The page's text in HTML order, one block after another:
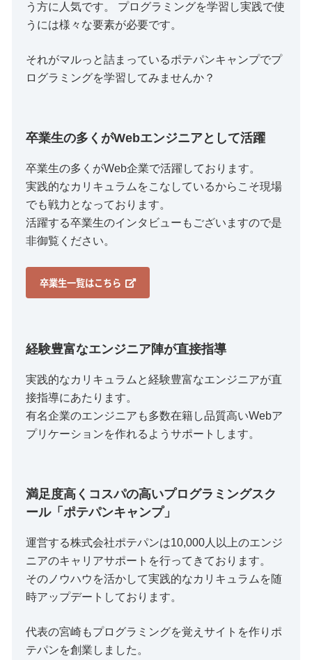
う方に人気です。 プログラミングを学習し実践で使
うには様々な要素が必要です。
それがマルっと詰まっているポテパンキャンプでプ
ログラミングを学習してみませんか？
卒業生の多くがWebエンジニアとして活躍
卒業生の多くがWeb企業で活躍しております。
実践的なカリキュラムをこなしているからこそ現場
でも戦力となっております。
活躍する卒業生のインタビューもございますので是
非御覧ください。
卒業生一覧はこちら
経験豊富なエンジニア陣が直接指導
実践的なカリキュラムと経験豊富なエンジニアが直
接指導にあたります。
有名企業のエンジニアも多数在籍し品質高いWebア
プリケーションを作れるようサポートします。
満足度高くコスパの高いプログラミングスク
ール「ポテパンキャンプ」
運営する株式会社ポテパンは10,000人以上のエンジ
ニアのキャリアサポートを行ってきております。
そのノウハウを活かして実践的なカリキュラムを随
時アップデートしております。
代表の宮崎もプログラミングを覚えサイトを作りポ
テパンを創業しました。